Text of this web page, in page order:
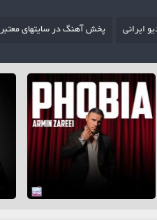
ایرانی پخش آهنگ در سایتهای معتبر